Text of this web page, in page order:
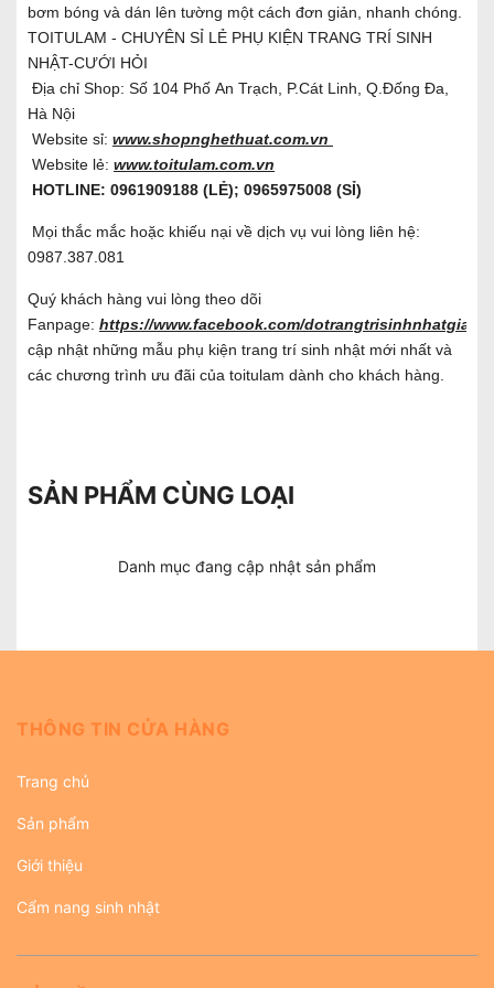
bơm bóng và dán lên tường một cách đơn giản, nhanh chóng.
TOITULAM - CHUYÊN SỈ LẺ PHỤ KIỆN TRANG TRÍ SINH
NHẬT-CƯỚI HỎI
Địa chỉ Shop: Số 104 Phố An Trạch, P.Cát Linh, Q.Đống Đa,
Hà Nội
Website sỉ: www.shopnghethuat.com.vn
Website lẻ: www.toitulam.com.vn
HOTLINE: 0961909188 (LẺ); 0965975008 (SỈ)
Mọi thắc mắc hoặc khiếu nại về dịch vụ vui lòng liên hệ:
0987.387.081
Quý khách hàng vui lòng theo dõi
Fanpage: https://www.facebook.com/dotrangtrisinhnhatgiare/
cập nhật những mẫu phụ kiện trang trí sinh nhật mới nhất và
các chương trình ưu đãi của toitulam dành cho khách hàng.
SẢN PHẨM CÙNG LOẠI
Danh mục đang cập nhật sản phẩm
THÔNG TIN CỬA HÀNG
Trang chủ
Sản phẩm
Giới thiệu
Cẩm nang sinh nhật